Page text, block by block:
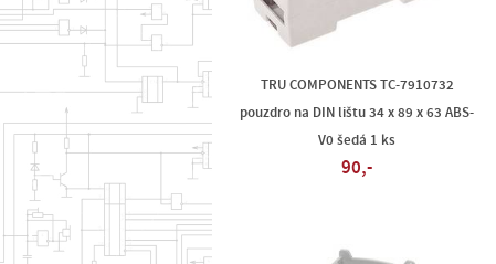
TRU COMPONENTS TC-7910732
pouzdro na DIN lištu 34 x 89 x 63 ABS-
V0 šedá 1 ks
90,-